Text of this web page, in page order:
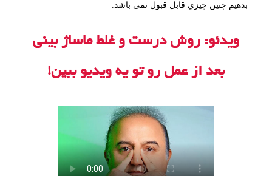
بدهيم چنين چيزي قابل قبول نمی باشد.
ویدئو: روش درست و غلط ماساژ بینی
بعد از عمل رو تو یه ویدیو ببین!